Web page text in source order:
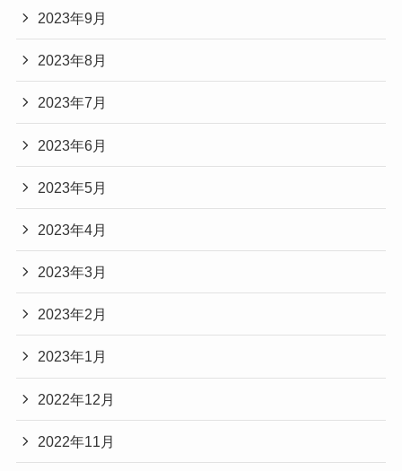
2023年9月
2023年8月
2023年7月
2023年6月
2023年5月
2023年4月
2023年3月
2023年2月
2023年1月
2022年12月
2022年11月